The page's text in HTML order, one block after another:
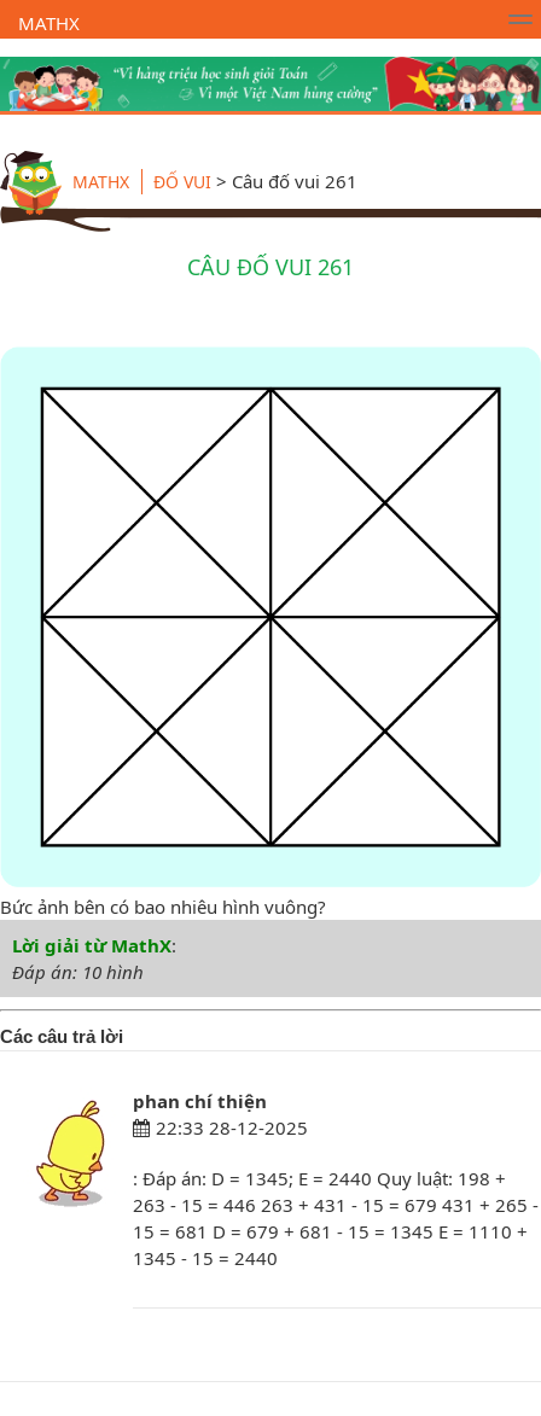
MATHX
Trường Toán Online MATHX Học toán - Lớp 1
MATHX ĐỐ VUI > Câu đố vui 261
CÂU ĐỐ VUI 261
Bức ảnh bên có bao nhiêu hình vuông?
Lời giải từ MathX:
Đáp án: 10 hình
Các câu trả lời
phan chí thiện
22:33 28-12-2025
: Đáp án: D = 1345; E = 2440 Quy luật: 198 +
263 - 15 = 446 263 + 431 - 15 = 679 431 + 265 -
15 = 681 D = 679 + 681 - 15 = 1345 E = 1110 +
1345 - 15 = 2440